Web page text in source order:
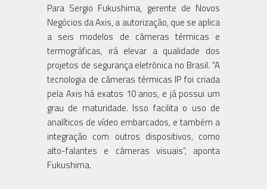
Para Sergio Fukushima, gerente de Novos
Negócios da Axis, a autorização, que se aplica
a seis modelos de câmeras térmicas e
termográficas, irá elevar a qualidade dos
projetos de segurança eletrônica no Brasil. “A
tecnologia de câmeras térmicas IP foi criada
pela Axis há exatos 10 anos, e já possui um
grau de maturidade. Isso facilita o uso de
analíticos de vídeo embarcados, e também a
integração com outros dispositivos, como
alto-falantes e câmeras visuais”, aponta
Fukushima.